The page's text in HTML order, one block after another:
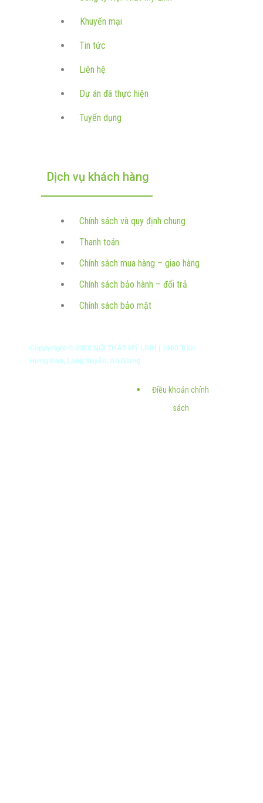
Khuyến mại
Tin tức
Liên hệ
Dự án đã thực hiện
Tuyển dụng
Dịch vụ khách hàng
Chính sách và quy định chung
Thanh toán
Chính sách mua hàng – giao hàng
Chính sách bảo hành – đổi trả
Chính sách bảo mật
Coppyright © 2026 NỘI THẤT MỸ LINH | 1900 Trần
Hưng Đạo, Long Xuyên, An Giang
Điều khoản chính
sách